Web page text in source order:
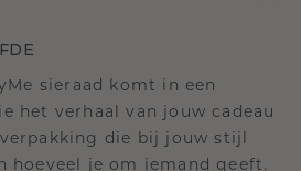
sieraad komt in een
het verhaal van jouw cadeau
die bij jouw stijl
hoeveel je om iemand geeft.